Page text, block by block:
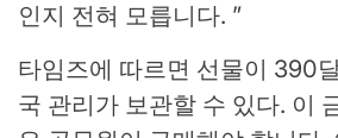
인지 전혀 모릅니다. ”
타임즈에 따르면 선물이 390
국 관리가 보관할 수 있다. 이